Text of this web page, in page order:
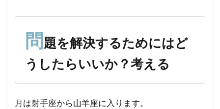
問 題を解決するためにはど
うしたらいいか？考える
月は射手座から山羊座に入ります。